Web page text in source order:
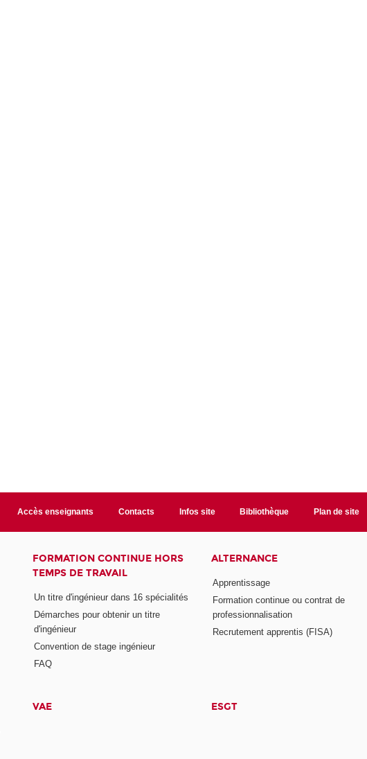
Accès enseignants Contacts Infos site Bibliothèque Plan de site
FORMATION CONTINUE HORS
TEMPS DE TRAVAIL
Un titre d'ingénieur dans 16 spécialités
Démarches pour obtenir un titre
d'ingénieur
Convention de stage ingénieur
FAQ
ALTERNANCE
Apprentissage
Formation continue ou contrat de
professionnalisation
Recrutement apprentis (FISA)
VAE ESGT